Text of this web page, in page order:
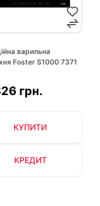
варильна
Foster S1000 7371
грн.
КУПИТИ
КРЕДИТ